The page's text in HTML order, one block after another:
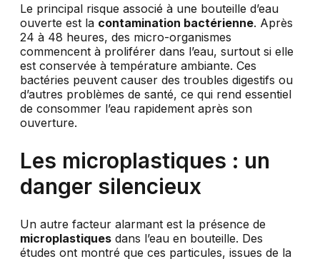
Le principal risque associé à une bouteille d’eau
ouverte est la contamination bactérienne. Après
24 à 48 heures, des micro-organismes
commencent à proliférer dans l’eau, surtout si elle
est conservée à température ambiante. Ces
bactéries peuvent causer des troubles digestifs ou
d’autres problèmes de santé, ce qui rend essentiel
de consommer l’eau rapidement après son
ouverture.
Les microplastiques : un
danger silencieux
Un autre facteur alarmant est la présence de
microplastiques dans l’eau en bouteille. Des
études ont montré que ces particules, issues de la